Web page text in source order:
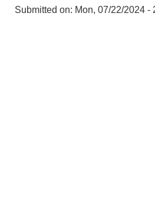
Submitted on: Mon, 07/22/2024 -